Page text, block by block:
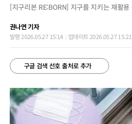
[지구리본 RE:BORN] 지구를 지키는 재활
권나연 기자
발행 2026.05.27 15:14 업데이트 2026.05.27 15:21
구글 검색 선호 출처로 추가